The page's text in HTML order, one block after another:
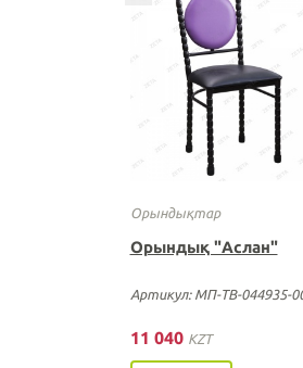
Орындықтар
Орындық "Аслан"
Артикул: МП-ТВ-044935-
11 040 KZT